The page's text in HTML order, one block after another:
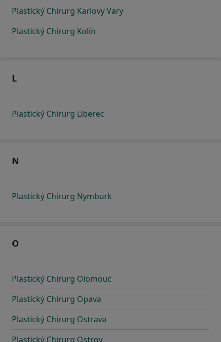
Plastický Chirurg Karlovy Vary
Plastický Chirurg Kolín
L
Plastický Chirurg Liberec
N
Plastický Chirurg Nymburk
O
Plastický Chirurg Olomouc
Plastický Chirurg Opava
Plastický Chirurg Ostrava
Plastický Chirurg Ostrov